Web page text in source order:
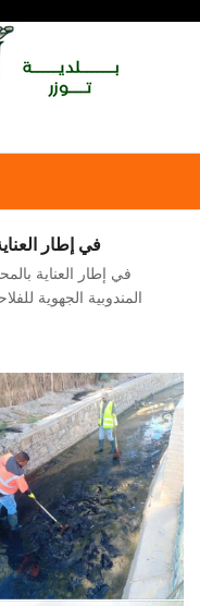
في إطار
المندوبية الجهوية